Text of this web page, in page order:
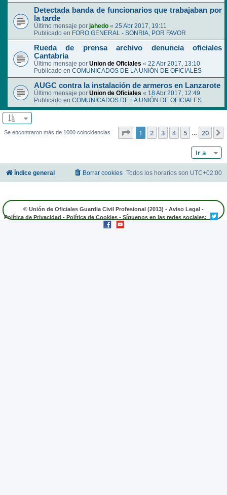
Detectada banda de funcionarios que trabajaban por
la tarde
Último mensaje por jahedo « 25 Abr 2017, 19:11
Publicado en FORO GENERAL - SONRIA, POR FAVOR
Rueda de prensa archivo denuncia oficiales
Cantabria
Último mensaje por Union de Oficiales « 22 Abr 2017, 13:10
Publicado en COMUNICADOS DE LA UNIÓN DE OFICIALES
AUGC contra la instalación de armeros en Lanzarote
Último mensaje por Union de Oficiales « 18 Abr 2017, 12:49
Publicado en COMUNICADOS DE LA UNIÓN DE OFICIALES
Se encontraron más de 1000 coincidencias Página de 20
1 2 3 4 5 … 20
Ir a
Índice general Todos los horarios son UTC+02:00
Borrar cookies
© Unión de Oficiales Guardia Civil Profesional (2013) - Aviso Legal -
Política de Privacidad-Política de Cookies- Síguenos en las redes sociales: